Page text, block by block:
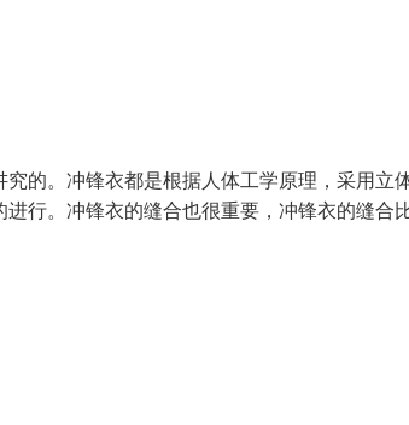
的。冲锋衣都是根据人体工学原理，采用立
行。冲锋衣的缝合也很重要，冲锋衣的缝合